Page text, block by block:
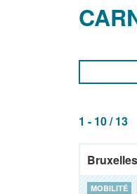
1 - 10 / 13
MOBILITÉ